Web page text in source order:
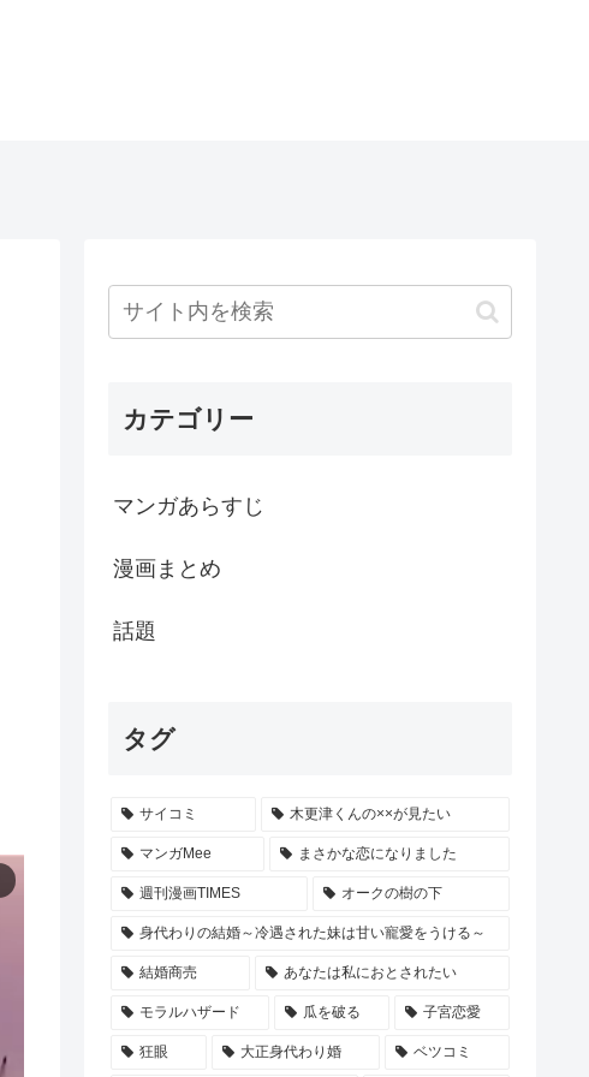
カテゴリー
マンガあらすじ
漫画まとめ
話題
タグ
サイコミ 木更津くんの××が見たい
マンガMee まさかな恋になりました
週刊漫画TIMES オークの樹の下
身代わりの結婚～冷遇された妹は甘い寵愛をうける～
結婚商売 あなたは私におとされたい
モラルハザード 瓜を破る 子宮恋愛
狂眼 大正身代わり婚 ベツコミ